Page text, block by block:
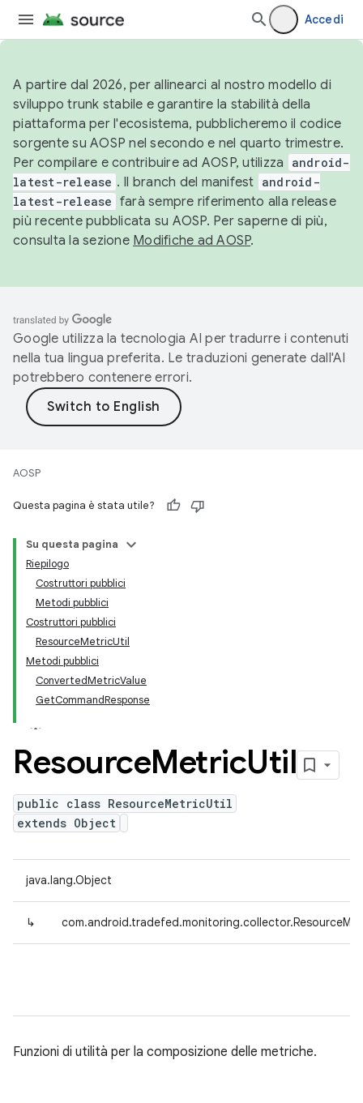
Accedi
A partire dal 2026, per allinearci al nostro modello di
sviluppo trunk stabile e garantire la stabilità della
piattaforma per l'ecosistema, pubblicheremo il codice
sorgente su AOSP nel secondo e nel quarto trimestre.
Per compilare e contribuire ad AOSP, utilizza
android-
latest-release . Il branch del manifest android-
latest-release farà sempre riferimento alla release
più recente pubblicata su AOSP. Per saperne di più,
consulta la sezione Modifiche ad AOSP.
Google utilizza la tecnologia AI per tradurre i contenuti
nella tua lingua preferita. Le traduzioni generate dall'AI
potrebbero contenere errori.
AOSP
Questa pagina è stata utile?
Su questa pagina
Riepilogo
Costruttori pubblici
Metodi pubblici
Costruttori pubblici
ResourceMetricUtil
Metodi pubblici
ConvertedMetricValue
GetCommandResponse
ResourceMetricUtil
public class ResourceMetricUtil
extends Object
java.lang.Object
↳
Funzioni di utilità per la composizione delle metriche.